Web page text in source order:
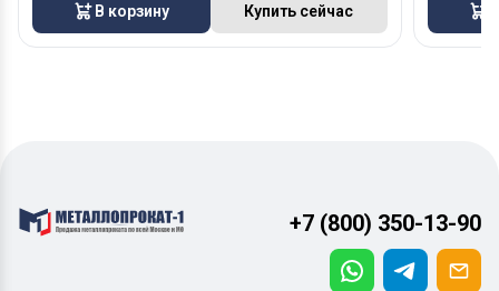
В корзину Купить сейчас
+7 (800) 350-13-90